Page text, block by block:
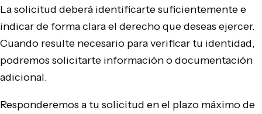
La solicitud deberá identificarte suficientemente e
indicar de forma clara el derecho que deseas ejercer.
Cuando resulte necesario para verificar tu identidad,
podremos solicitarte información o documentación
adicional.
Responderemos a tu solicitud en el plazo máximo de